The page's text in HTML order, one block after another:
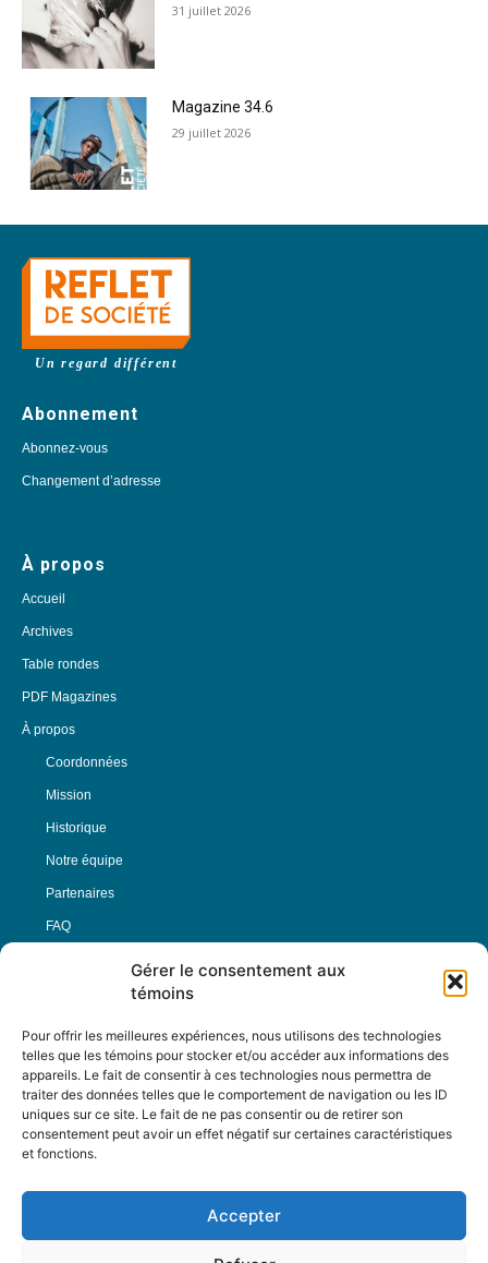
Gérer le consentement aux
témoins
Pour offrir les meilleures expériences, nous utilisons des technologies
telles que les témoins pour stocker et/ou accéder aux informations des
appareils. Le fait de consentir à ces technologies nous permettra de
traiter des données telles que le comportement de navigation ou les ID
uniques sur ce site. Le fait de ne pas consentir ou de retirer son
consentement peut avoir un effet négatif sur certaines caractéristiques
et fonctions.
Accepter
31 juillet 2026
Magazine 34.6
29 juillet 2026
Un regard différent
Abonnement
Abonnez-vous
Changement d’adresse
À propos
Accueil
Archives
Table rondes
PDF Magazines
À propos
Coordonnées
Mission
Historique
Notre équipe
Partenaires
FAQ
Nous Suivre
Contactez-nous :
12-3894 rue Sainte-Catherine Est,